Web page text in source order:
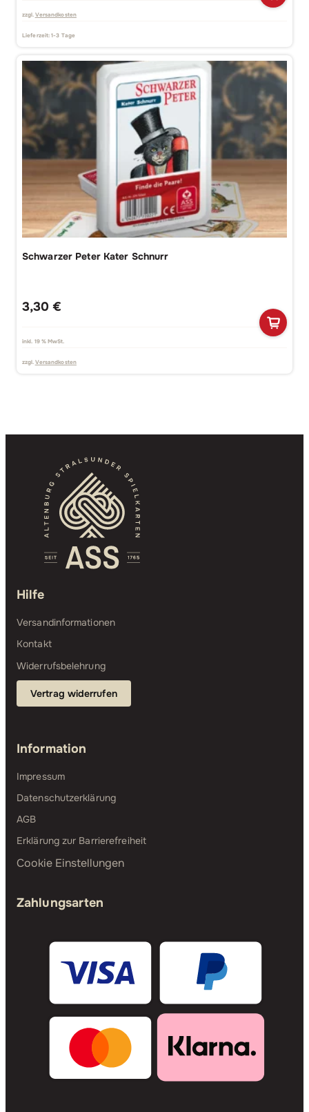
zzgl. Versandkosten
Lieferzeit:1-3 Tage
Schwarzer Peter Kater Schnurr
3,30 €
inkl. 19 % MwSt.
zzgl. Versandkosten
Hilfe
Versandinformationen
Kontakt
Widerrufsbelehrung
Vertrag widerrufen
Information
Impressum
Datenschutzerklärung
AGB
Erklärung zur Barrierefreiheit
Cookie Einstellungen
Zahlungsarten